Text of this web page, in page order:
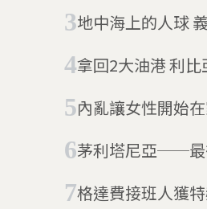
地中海上的人球
拿回2大油港 利
內亂讓女性開始在家工作
茅利塔尼亞──最
格達費接班人獲